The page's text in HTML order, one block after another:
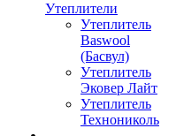
Утеплители
Утеплитель
Baswool
(Басвул)
Утеплитель
Эковер Лайт
Утеплитель
Технониколь